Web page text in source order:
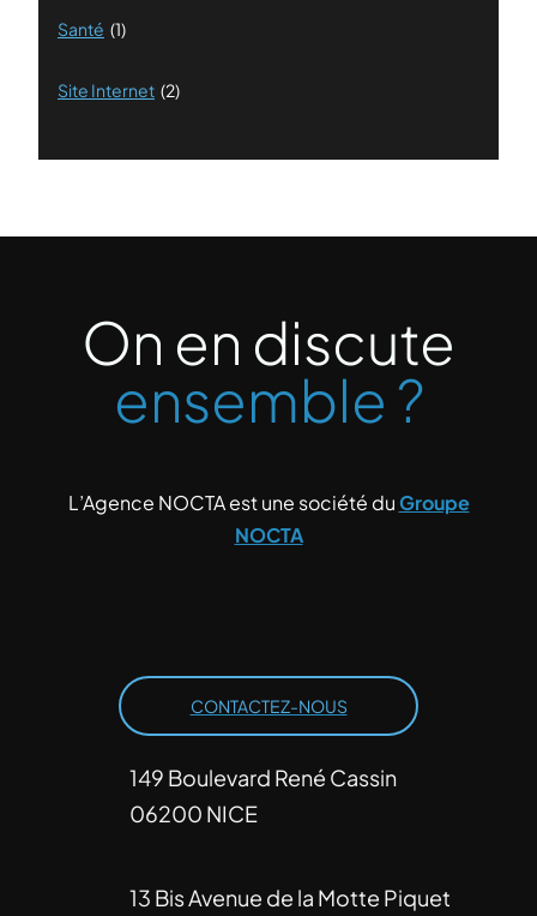
Santé (1)
Site Internet (2)
On en discute
ensemble ?
CONTACTEZ-NOUS
L’Agence NOCTA est une société duGroupe
NOCTA
149 Boulevard René Cassin
06200 NICE
13 Bis Avenue de la Motte Piquet